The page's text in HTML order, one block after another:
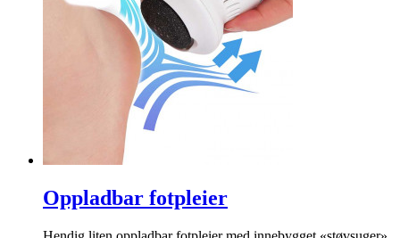
Beskytter mot frost, regn og skadedyr – helt uten kjemikalier.
Ideelle for tomater, agurk og paprika.